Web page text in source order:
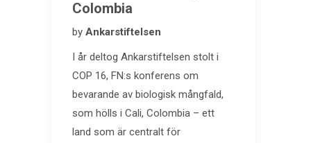
Colombia
by Ankarstiftelsen
I år deltog Ankarstiftelsen stolt i
COP 16, FN:s konferens om
bevarande av biologisk mångfald,
som hölls i Cali, Colombia – ett
land som är centralt för